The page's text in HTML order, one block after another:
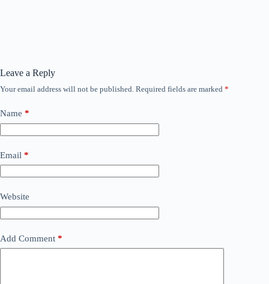
Leave a Reply
Your email address will not be published. Required fields are marked *
Name *
Email *
Website
Add Comment *